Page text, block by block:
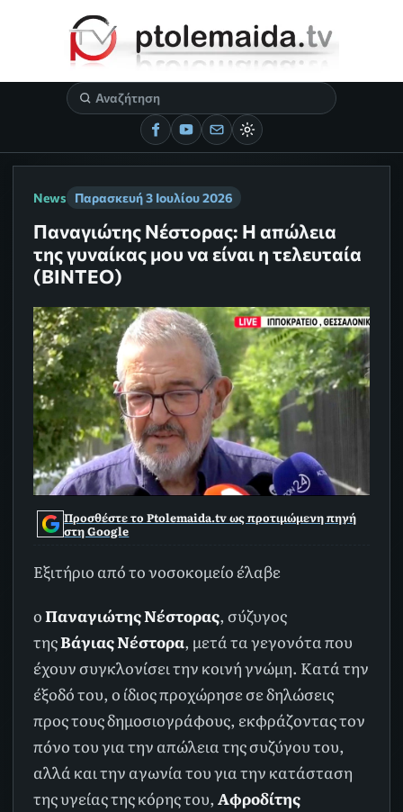
News Παρασκευή 3 Ιουλίου 2026
Παναγιώτης Νέστορας: Η απώλεια
της γυναίκας μου να είναι η τελευταία
(ΒΙΝΤΕΟ)
Προσθέστε το Ptolemaida.tv ως προτιμώμενη πηγή
στη Google
Εξιτήριο από το νοσοκομείο έλαβε
οΠαναγιώτης Νέστορας, σύζυγος
τηςΒάγιας Νέστορα, μετά τα γεγονότα που
έχουν συγκλονίσει την κοινή γνώμη. Κατά την
έξοδό του, ο ίδιος προχώρησε σε δηλώσεις
προς τους δημοσιογράφους, εκφράζοντας τον
πόνο του για την απώλεια της συζύγου του,
αλλά και την αγωνία του για την κατάσταση
της υγείας της κόρης του,Αφροδίτης